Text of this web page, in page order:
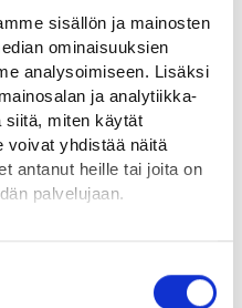
sisällön ja mainosten
ominaisuuksien
analysoimiseen. Lisäksi
ja analytiikka-
siitä, miten käytät
voivat yhdistää näitä
antanut heille tai joita on
palvelujaan.